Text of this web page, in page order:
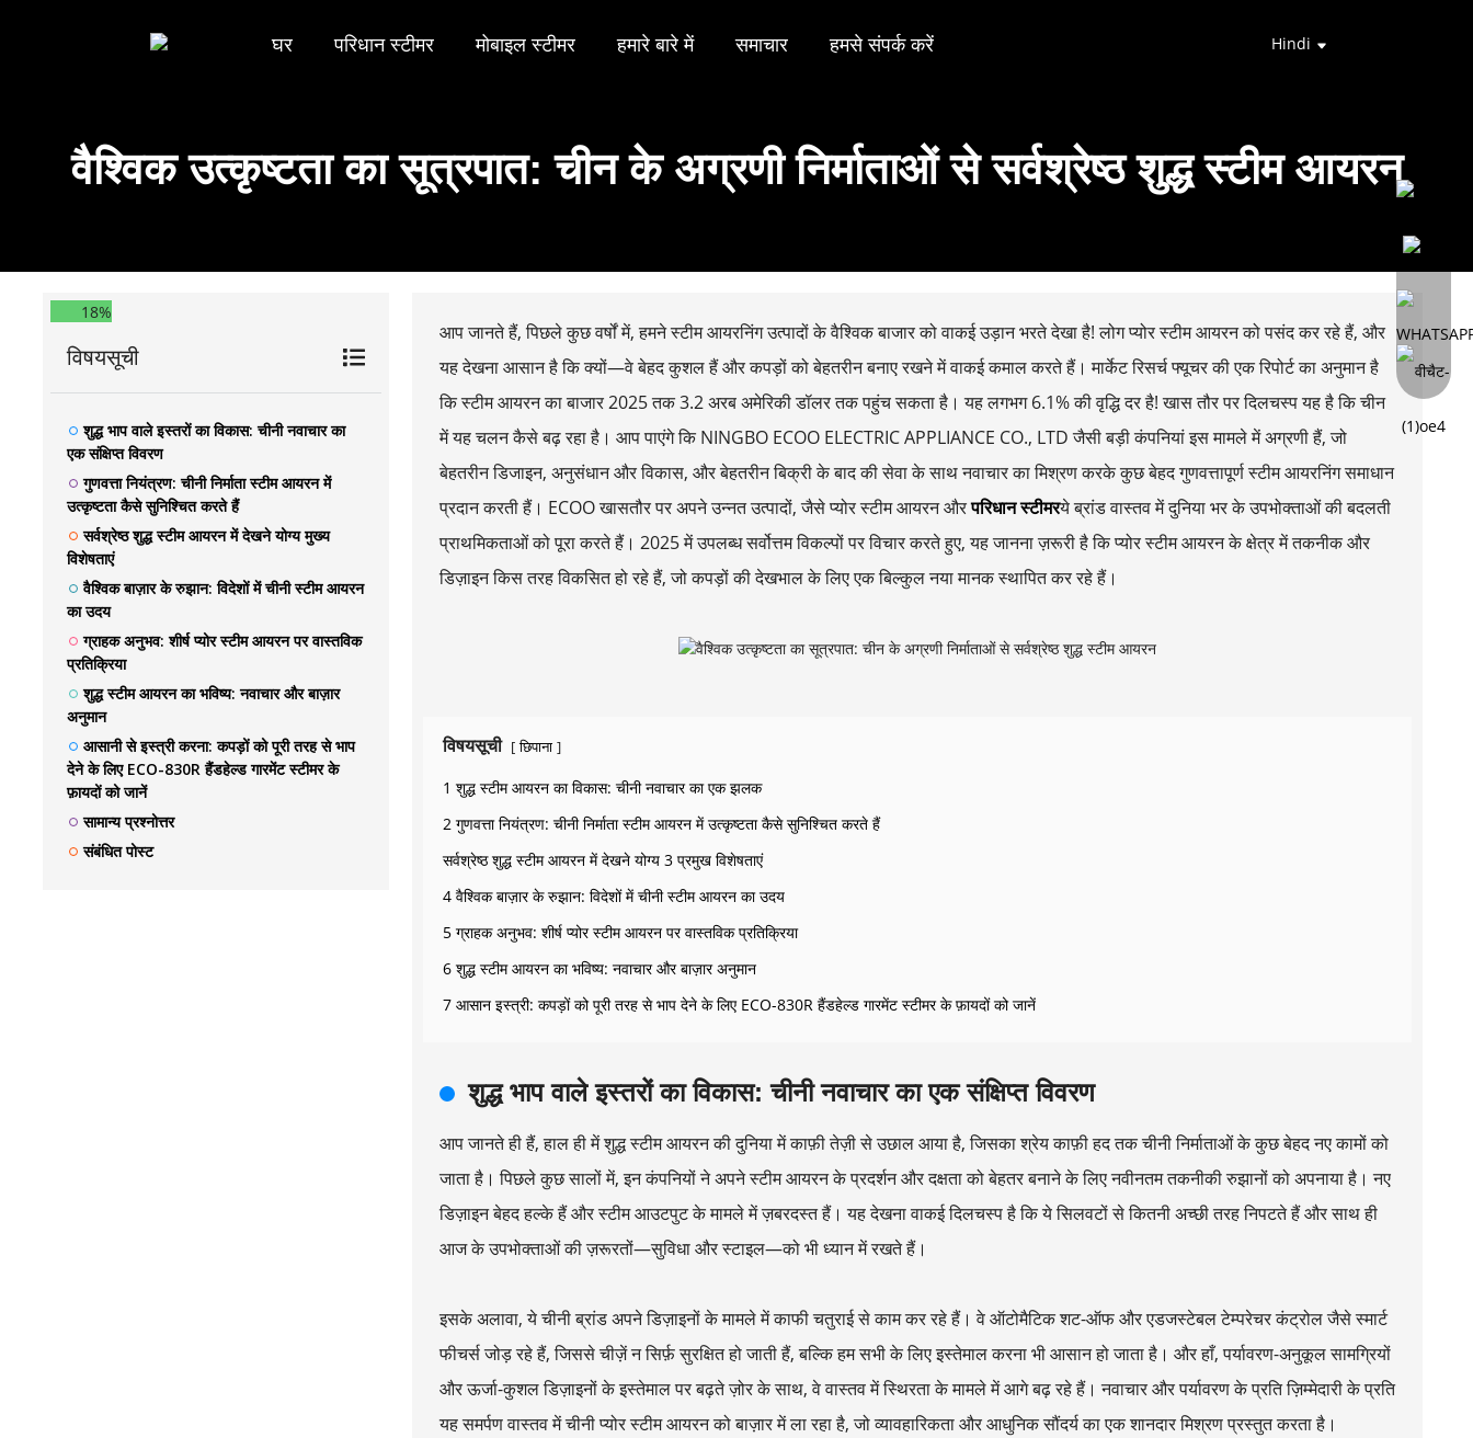
घर परिधान स्टीमर मोबाइल स्टीमर हमारे बारे में समाचार हमसे संपर्क करें Hindi
वैश्विक उत्कृष्टता का सूत्रपात: चीन के अग्रणी निर्माताओं से सर्वश्रेष्ठ शुद्ध स्टीम आयरन
18%
विषयसूची
शुद्ध भाप वाले इस्तरों का विकास: चीनी नवाचार का
एक संक्षिप्त विवरण
गुणवत्ता नियंत्रण: चीनी निर्माता स्टीम आयरन में
उत्कृष्टता कैसे सुनिश्चित करते हैं
सर्वश्रेष्ठ शुद्ध स्टीम आयरन में देखने योग्य मुख्य
विशेषताएं
वैश्विक बाज़ार के रुझान: विदेशों में चीनी स्टीम आयरन
का उदय
ग्राहक अनुभव: शीर्ष प्योर स्टीम आयरन पर वास्तविक
प्रतिक्रिया
शुद्ध स्टीम आयरन का भविष्य: नवाचार और बाज़ार
अनुमान
आसानी से इस्त्री करना: कपड़ों को पूरी तरह से भाप
देने के लिए ECO-830R हैंडहेल्ड गारमेंट स्टीमर के
फ़ायदों को जानें
सामान्य प्रश्नोत्तर
संबंधित पोस्ट
आप जानते हैं, पिछले कुछ वर्षों में, हमने स्टीम आयरनिंग उत्पादों के वैश्विक बाजार को वाकई उड़ान भरते देखा है! लोग प्योर स्टीम आयरन को पसंद कर रहे हैं, और
यह देखना आसान है कि क्यों—वे बेहद कुशल हैं और कपड़ों को बेहतरीन बनाए रखने में वाकई कमाल करते हैं। मार्केट रिसर्च फ्यूचर की एक रिपोर्ट का अनुमान है
कि स्टीम आयरन का बाजार 2025 तक 3.2 अरब अमेरिकी डॉलर तक पहुंच सकता है। यह लगभग 6.1% की वृद्धि दर है! खास तौर पर दिलचस्प यह है कि चीन
में यह चलन कैसे बढ़ रहा है। आप पाएंगे कि NINGBO ECOO ELECTRIC APPLIANCE CO., LTD जैसी बड़ी कंपनियां इस मामले में अग्रणी हैं, जो
बेहतरीन डिजाइन, अनुसंधान और विकास, और बेहतरीन बिक्री के बाद की सेवा के साथ नवाचार का मिश्रण करके कुछ बेहद गुणवत्तापूर्ण स्टीम आयरनिंग समाधान
प्रदान करती हैं। ECOO खासतौर पर अपने उन्नत उत्पादों, जैसे प्योर स्टीम आयरन औरपरिधान स्टीमरये ब्रांड वास्तव में दुनिया भर के उपभोक्ताओं की बदलती
प्राथमिकताओं को पूरा करते हैं। 2025 में उपलब्ध सर्वोत्तम विकल्पों पर विचार करते हुए, यह जानना ज़रूरी है कि प्योर स्टीम आयरन के क्षेत्र में तकनीक और
डिज़ाइन किस तरह विकसित हो रहे हैं, जो कपड़ों की देखभाल के लिए एक बिल्कुल नया मानक स्थापित कर रहे हैं।
विषयसूची [ छिपाना ]
1 शुद्ध स्टीम आयरन का विकास: चीनी नवाचार का एक झलक
2 गुणवत्ता नियंत्रण: चीनी निर्माता स्टीम आयरन में उत्कृष्टता कैसे सुनिश्चित करते हैं
सर्वश्रेष्ठ शुद्ध स्टीम आयरन में देखने योग्य 3 प्रमुख विशेषताएं
4 वैश्विक बाज़ार के रुझान: विदेशों में चीनी स्टीम आयरन का उदय
5 ग्राहक अनुभव: शीर्ष प्योर स्टीम आयरन पर वास्तविक प्रतिक्रिया
6 शुद्ध स्टीम आयरन का भविष्य: नवाचार और बाज़ार अनुमान
7 आसान इस्त्री: कपड़ों को पूरी तरह से भाप देने के लिए ECO-830R हैंडहेल्ड गारमेंट स्टीमर के फ़ायदों को जानें
शुद्ध भाप वाले इस्तरों का विकास: चीनी नवाचार का एक संक्षिप्त विवरण
आप जानते ही हैं, हाल ही में शुद्ध स्टीम आयरन की दुनिया में काफ़ी तेज़ी से उछाल आया है, जिसका श्रेय काफ़ी हद तक चीनी निर्माताओं के कुछ बेहद नए कामों को
जाता है। पिछले कुछ सालों में, इन कंपनियों ने अपने स्टीम आयरन के प्रदर्शन और दक्षता को बेहतर बनाने के लिए नवीनतम तकनीकी रुझानों को अपनाया है। नए
डिज़ाइन बेहद हल्के हैं और स्टीम आउटपुट के मामले में ज़बरदस्त हैं। यह देखना वाकई दिलचस्प है कि ये सिलवटों से कितनी अच्छी तरह निपटते हैं और साथ ही
आज के उपभोक्ताओं की ज़रूरतों—सुविधा और स्टाइल—को भी ध्यान में रखते हैं।
इसके अलावा, ये चीनी ब्रांड अपने डिज़ाइनों के मामले में काफी चतुराई से काम कर रहे हैं। वे ऑटोमैटिक शट-ऑफ और एडजस्टेबल टेम्परेचर कंट्रोल जैसे स्मार्ट
फीचर्स जोड़ रहे हैं, जिससे चीज़ें न सिर्फ़ सुरक्षित हो जाती हैं, बल्कि हम सभी के लिए इस्तेमाल करना भी आसान हो जाता है। और हाँ, पर्यावरण-अनुकूल सामग्रियों
और ऊर्जा-कुशल डिज़ाइनों के इस्तेमाल पर बढ़ते ज़ोर के साथ, वे वास्तव में स्थिरता के मामले में आगे बढ़ रहे हैं। नवाचार और पर्यावरण के प्रति ज़िम्मेदारी के प्रति
यह समर्पण वास्तव में चीनी प्योर स्टीम आयरन को बाज़ार में ला रहा है, जो व्यावहारिकता और आधुनिक सौंदर्य का एक शानदार मिश्रण प्रस्तुत करता है।